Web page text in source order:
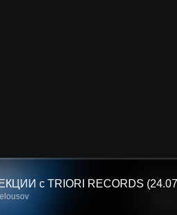
с TRIORI RECORDS